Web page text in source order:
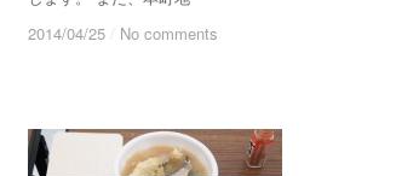
2014/04/25 / No comments
2014/04/25 / No comments